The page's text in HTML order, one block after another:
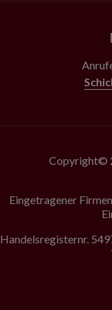
Copyright©
Eingetragener
Handelsregisternr.